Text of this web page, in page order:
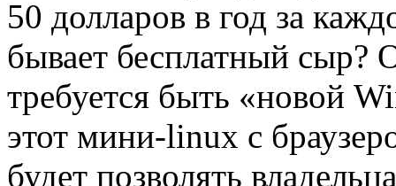
50 долларов в год за
бывает бесплатный сыр?
требуется быть «новой
этот мини-linux с
будет позволять